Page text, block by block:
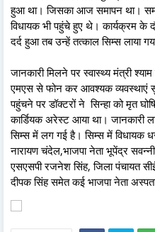
हुआ था। जिसका आज समापन था।
विधायक भी पहुंचे हुए थे। कार्यक्रम के
दर्द हुआ तब उन्हें तत्काल सिम्स लाया
जानकारी मिलने पर स्वास्थ्य मंत्री
एमएस से फोन कर आवश्यक व्यवस्थाएं
पहुंचने पर डॉक्टरों ने सिन्हा को मृत
कार्डियक अरेस्ट आया था। जानकारी
सिम्स में लग गई है। सिम्स में विधायक
नारायण चंदेल,भाजपा नेता भूपेंद्र
एसएसपी रजनेश सिंह, जिला पंचायत
दीपक सिंह समेत कई भाजपा नेता